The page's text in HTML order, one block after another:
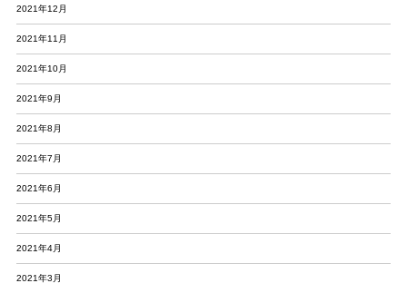
2021年12月
2021年11月
2021年10月
2021年9月
2021年8月
2021年7月
2021年6月
2021年5月
2021年4月
2021年3月